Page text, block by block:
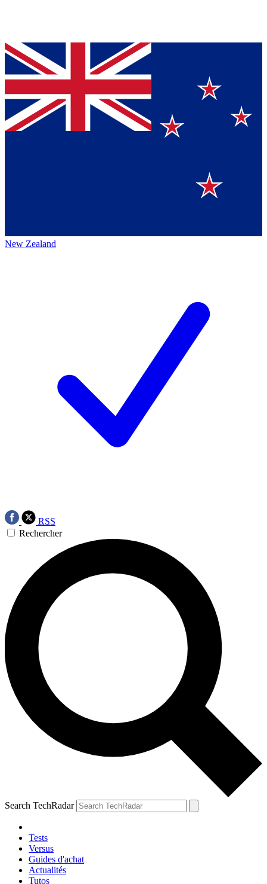
New Zealand
RSS
Rechercher
Search TechRadar
Tests
Versus
Guides d'achat
Actualités
Tutos